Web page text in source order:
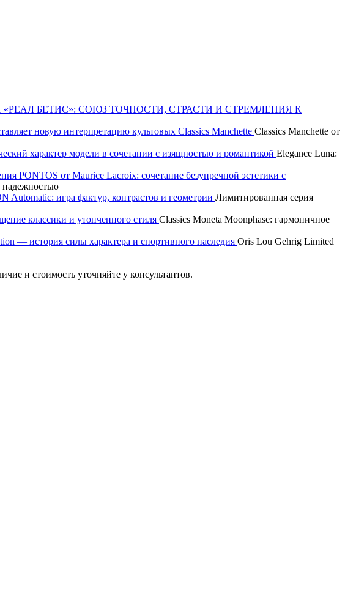
И «РЕАЛ БЕТИС»: СОЮЗ ТОЧНОСТИ, СТРАСТИ И СТРЕМЛЕНИЯ К
новую интерпретацию культовых Classics Manchette Classics Manchette от
характер модели в сочетании с изящностью и романтикой Elegance Luna:
PONTOS от Maurice Lacroix: сочетание безупречной эстетики с
надежностью
Automatic: игра фактур, контрастов и геометрии Лимитированная серия
классики и утонченного стиля Classics Moneta Moonphase: гармоничное
— история силы характера и спортивного наследия Oris Lou Gehrig Limited
и стоимость уточняйте у консультантов.